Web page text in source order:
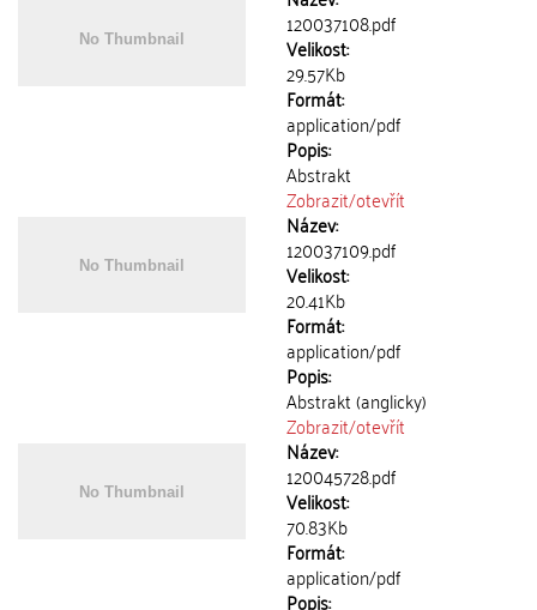
120037108.pdf
Velikost:
29.57Kb
Formát:
application/pdf
Popis:
Abstrakt
Zobrazit/otevřít
Název:
120037109.pdf
Velikost:
20.41Kb
Formát:
application/pdf
Popis:
Abstrakt (anglicky)
Zobrazit/otevřít
Název:
120045728.pdf
Velikost:
70.83Kb
Formát:
application/pdf
Popis: